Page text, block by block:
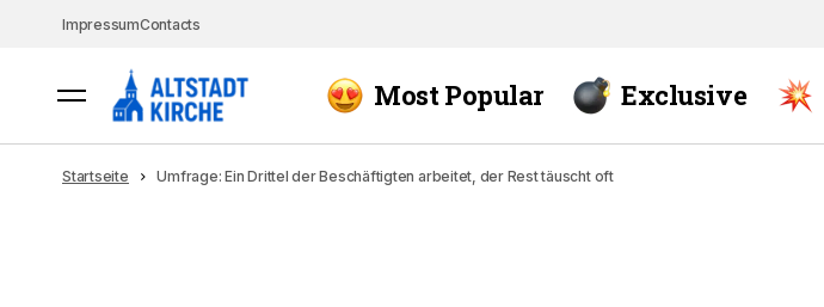
ImpressumContacts
Most Popular Exclusive
Startseite Umfrage: Ein Drittel der Beschäftigten arbeitet, der Rest täuscht oft